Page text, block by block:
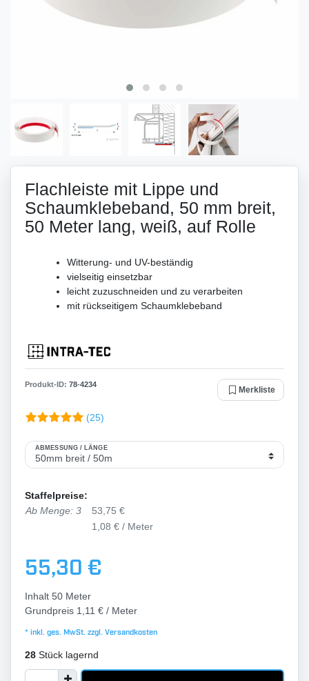
Flachleiste mit Lippe und
Schaumklebeband, 50 mm breit,
50 Meter lang, weiß, auf Rolle
Witterung- und UV-beständig
vielseitig einsetzbar
leicht zuzuschneiden und zu verarbeiten
mit rückseitigem Schaumklebeband
Produkt-ID: 78-4234
Merkliste
(25)
ABMESSUNG / LÄNGE
Staffelpreise:
Ab Menge: 3
53,75 €
1,08 € / Meter
55,30 €
Inhalt 50 Meter
Grundpreis 1,11 € / Meter
* inkl. ges. MwSt. zzgl. Versandkosten
28 Stück lagernd